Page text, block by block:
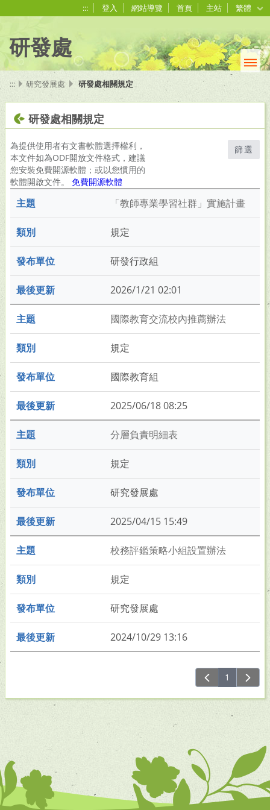
::: 登入 網站導覽 首頁 主站 繁體
研發處
::: 研究發展處 研發處相關規定
研發處相關規定
為提供使用者有文書軟體選擇權利，
本文件如為ODF開放文件格式，建議
您安裝免費開源軟體；或以您慣用的
軟體開啟文件。 免費開源軟體
篩選
「教師專業學習社群」實施計畫
規定
研發行政組
2026/1/21 02:01
國際教育交流校內推薦辦法
規定
國際教育組
2025/06/18 08:25
分層負責明細表
規定
研究發展處
2025/04/15 15:49
校務評鑑策略小組設置辦法
規定
研究發展處
2024/10/29 13:16
1